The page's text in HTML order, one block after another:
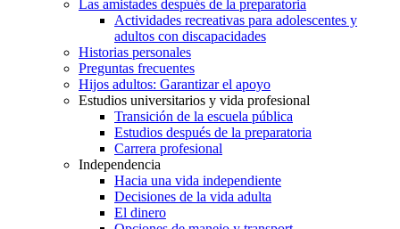
Las amistades después de la preparatoria
Actividades recreativas para adolescentes y
adultos con discapacidades
Historias personales
Preguntas frecuentes
Hijos adultos: Garantizar el apoyo
Estudios universitarios y vida profesional
Transición de la escuela pública
Estudios después de la preparatoria
Carrera profesional
Independencia
Hacia una vida independiente
Decisiones de la vida adulta
El dinero